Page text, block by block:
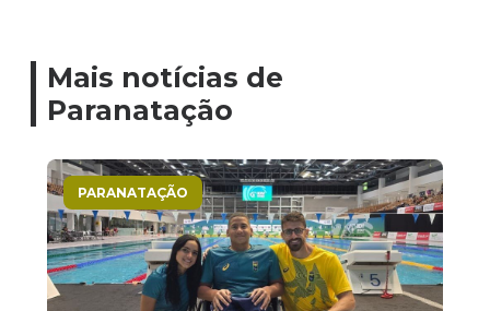
Mais notícias de
Paranatação
PARANATAÇÃO